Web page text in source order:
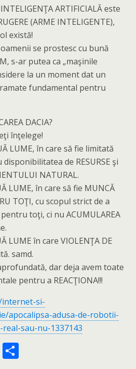
vi
di
ARTIFICIALĂ este
(ARME INTELIGENTE),
există!
se prostesc cu bună
s-ar putea ca „maşinile
la un moment dat un
fundamental pentru
DACIA?
înţelege!
LUME, în care să fie limitată
de RESURSE şi
NATURAL.
LUME, în care să fie MUNCĂ
TOŢI, cu scopul strict de a
toţi, ci nu ACUMULAREA
LUME în care VIOLENŢA DE
samd.
dar deja avem toate
pentru a REACŢIONA!!!
internet-si-
apocalipsa-adusa-de-robotii-
sau-nu-1337143
G